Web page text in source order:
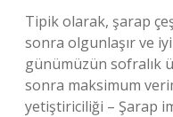
Tipik olarak, şarap
sonra olgunlaşır ve
günümüzün sofralık
sonra maksimum
yetiştiriciliği – Şarap